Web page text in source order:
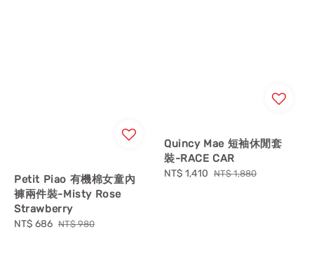
Petit Piao 有機棉女童內
褲兩件裝-Misty Rose
Strawberry
Sale
NT$ 686 Regular
NT$ 980
Quincy Mae 短袖休閒套
裝-RACE CAR
Sale
NT$ 1,410 Regular
NT$ 1,880